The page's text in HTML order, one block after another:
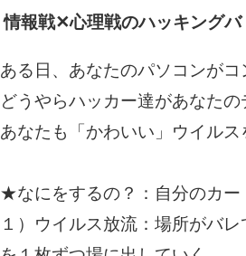
情報戦✕心理戦のハッキングバ
ある日、あなたのパソコンがコ
どうやらハッカー達があなた
あなたも「かわいい」ウイル
★なにをするの？：自分のカー
１）ウイルス放流：場所がバ